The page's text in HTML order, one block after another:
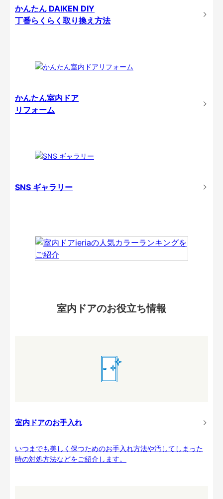
かんたん DAIKEN DIY
丁番らくらく取り換え方法
かんたん室内ドア
リフォーム
SNS ギャラリー
室内ドアのお役立ち情報
室内ドアのお手入れ
いつまでも美しく保つためのお手入れ方法や汚してしまった
時の対処方法などをご紹介します。